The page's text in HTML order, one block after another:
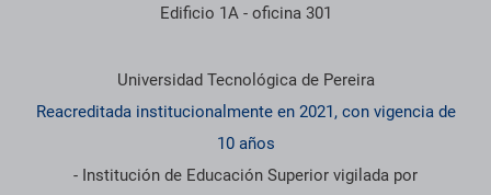
Edificio 1A - oficina 301
Información institucional
Universidad Tecnológica de Pereira
Reacreditada institucionalmente en 2021, con vigencia de
10 años
- Institución de Educación Superior vigilada por